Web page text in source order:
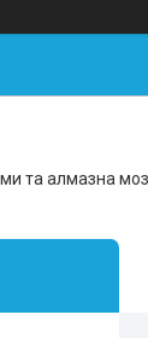
та алмазна